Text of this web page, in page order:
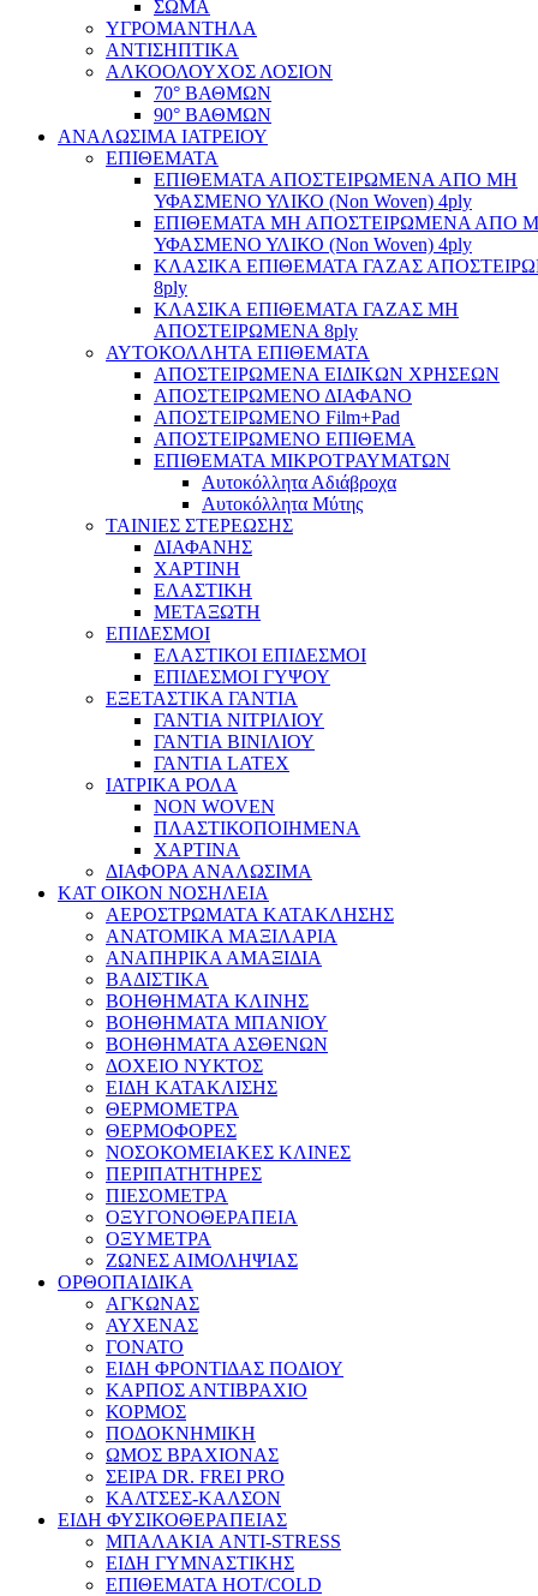
ΣΩΜΑ
ΥΓΡΟΜΑΝΤΗΛΑ
ΑΝΤΙΣΗΠΤΙΚΑ
ΑΛΚΟΟΛΟΥΧΟΣ ΛΟΣΙΟΝ
70° ΒΑΘΜΩΝ
90° ΒΑΘΜΩΝ
ΑΝΑΛΩΣΙΜΑ ΙΑΤΡΕΙΟΥ
ΕΠΙΘΕΜΑΤΑ
ΕΠΙΘΕΜΑΤΑ ΑΠΟΣΤΕΙΡΩΜΕΝΑ ΑΠΟ ΜΗ
ΥΦΑΣΜΕΝΟ ΥΛΙΚΟ (Non Woven) 4ply
ΕΠΙΘΕΜΑΤΑ ΜΗ ΑΠΟΣΤΕΙΡΩΜΕΝΑ ΑΠΟ
ΥΦΑΣΜΕΝΟ ΥΛΙΚΟ (Non Woven) 4ply
ΚΛΑΣΙΚΑ ΕΠΙΘΕΜΑΤΑ ΓΑΖΑΣ
8ply
ΚΛΑΣΙΚΑ ΕΠΙΘΕΜΑΤΑ ΓΑΖΑΣ ΜΗ
ΑΠΟΣΤΕΙΡΩΜΕΝΑ 8ply
ΑΥΤΟΚΟΛΛΗΤΑ ΕΠΙΘΕΜΑΤΑ
ΑΠΟΣΤΕΙΡΩΜΕΝΑ ΕΙΔΙΚΩΝ ΧΡΗΣΕΩΝ
ΑΠΟΣΤΕΙΡΩΜΕΝΟ ΔΙΑΦΑΝΟ
ΑΠΟΣΤΕΙΡΩΜΕΝΟ Film+Pad
ΑΠΟΣΤΕΙΡΩΜΕΝΟ ΕΠΙΘΕΜΑ
ΕΠΙΘΕΜΑΤΑ ΜΙΚΡΟΤΡΑΥΜΑΤΩΝ
Αυτοκόλλητα Αδιάβροχα
Αυτοκόλλητα Μύτης
ΤΑΙΝΙΕΣ ΣΤΕΡΕΩΣΗΣ
ΔΙΑΦΑΝΗΣ
ΧΑΡΤΙΝΗ
ΕΛΑΣΤΙΚΗ
ΜΕΤΑΞΩΤΗ
ΕΠΙΔΕΣΜΟΙ
ΕΛΑΣΤΙΚΟΙ ΕΠΙΔΕΣΜΟΙ
ΕΠΙΔΕΣΜΟΙ ΓΥΨΟΥ
ΕΞΕΤΑΣΤΙΚΑ ΓΑΝΤΙΑ
ΓΑΝΤΙΑ ΝΙΤΡΙΛΙΟΥ
ΓΑΝΤΙΑ ΒΙΝΙΛΙΟΥ
ΓΑΝΤΙΑ LATEX
ΙΑΤΡΙΚΑ ΡΟΛΑ
NON WOVEN
ΠΛΑΣΤΙΚΟΠΟΙΗΜΕΝΑ
ΧΑΡΤΙΝΑ
ΔΙΑΦΟΡΑ ΑΝΑΛΩΣΙΜΑ
ΚΑΤ ΟΙΚΟΝ ΝΟΣΗΛΕΙΑ
ΑΕΡΟΣΤΡΩΜΑΤΑ ΚΑΤΑΚΛΗΣΗΣ
ΑΝΑΤΟΜΙΚΑ ΜΑΞΙΛΑΡΙΑ
ΑΝΑΠΗΡΙΚΑ ΑΜΑΞΙΔΙΑ
ΒΑΔΙΣΤΙΚΑ
ΒΟΗΘΗΜΑΤΑ ΚΛΙΝΗΣ
ΒΟΗΘΗΜΑΤΑ ΜΠΑΝΙΟΥ
ΒΟΗΘΗΜΑΤΑ ΑΣΘΕΝΩΝ
ΔΟΧΕΙΟ ΝΥΚΤΟΣ
ΕΙΔΗ ΚΑΤΑΚΛΙΣΗΣ
ΘΕΡΜΟΜΕΤΡΑ
ΘΕΡΜΟΦΟΡΕΣ
ΝΟΣΟΚΟΜΕΙΑΚΕΣ ΚΛΙΝΕΣ
ΠΕΡΙΠΑΤΗΤΗΡΕΣ
ΠΙΕΣΟΜΕΤΡΑ
ΟΞΥΓΟΝΟΘΕΡΑΠΕΙΑ
ΟΞΥΜΕΤΡΑ
ΖΩΝΕΣ ΑΙΜΟΛΗΨΙΑΣ
ΟΡΘΟΠΑΙΔΙΚΑ
ΑΓΚΩΝΑΣ
ΑΥΧΕΝΑΣ
ΓΟΝΑΤΟ
ΕΙΔΗ ΦΡΟΝΤΙΔΑΣ ΠΟΔΙΟΥ
ΚΑΡΠΟΣ ΑΝΤΙΒΡΑΧΙΟ
ΚΟΡΜΟΣ
ΠΟΔΟΚΝΗΜΙΚΗ
ΩΜΟΣ ΒΡΑΧΙΟΝΑΣ
ΣΕΙΡΑ DR. FREI PRO
ΚΑΛΤΣΕΣ-ΚΑΛΣΟΝ
ΕΙΔΗ ΦΥΣΙΚΟΘΕΡΑΠΕΙΑΣ
ΜΠΑΛΑΚΙΑ ANTI-STRESS
ΕΙΔΗ ΓΥΜΝΑΣΤΙΚΗΣ
ΕΠΙΘΕΜΑΤΑ HOT/COLD